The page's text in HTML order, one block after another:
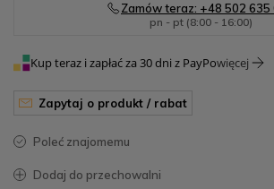
Zamów teraz: +48 502 635
pn - pt (8:00 - 16:00)
Kup teraz i zapłać za 30 dni z PayPowięcej
zapytaj o produkt / rabat
poleć znajomemu
dodaj do przechowalni